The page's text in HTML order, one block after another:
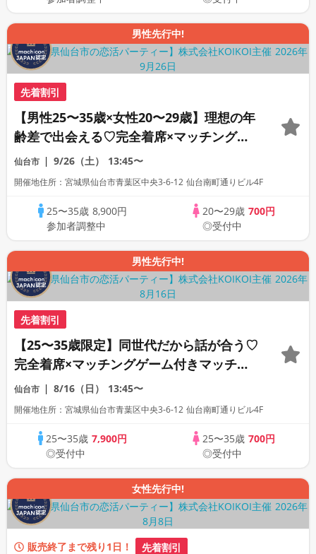
男性先行中!
先着割引
【男性25〜35歳×女性20〜29歳】理想の年
齢差で出会える♡完全着席×マッチングゲ
ーム付きマッチングコン
仙台市 9/26（土） 13:45〜
開催地住所：宮城県仙台市青葉区中央3-6-12 仙台南町通りビル4F
25〜35歳 8,900円
参加者調整中
20〜29歳 700円
◎受付中
男性先行中!
先着割引
【25〜35歳限定】同世代だから話が合う♡
完全着席×マッチングゲーム付きマッチン
グコン
仙台市 8/16（日） 13:45〜
開催地住所：宮城県仙台市青葉区中央3-6-12 仙台南町通りビル4F
25〜35歳7,900円
◎受付中
25〜35歳 700円
◎受付中
女性先行中!
販売終了まで残り1日！ 先着割引